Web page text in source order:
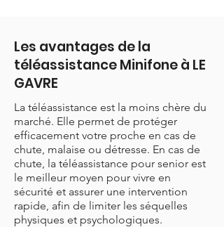
Les avantages de la
téléassistance Minifone à LE
GAVRE
La téléassistance est la moins chère du
marché. Elle permet de protéger
efficacement votre proche en cas de
chute, malaise ou détresse. En cas de
chute, la téléassistance pour senior est
le meilleur moyen pour vivre en
sécurité et assurer une intervention
rapide, afin de limiter les séquelles
physiques et psychologiques.